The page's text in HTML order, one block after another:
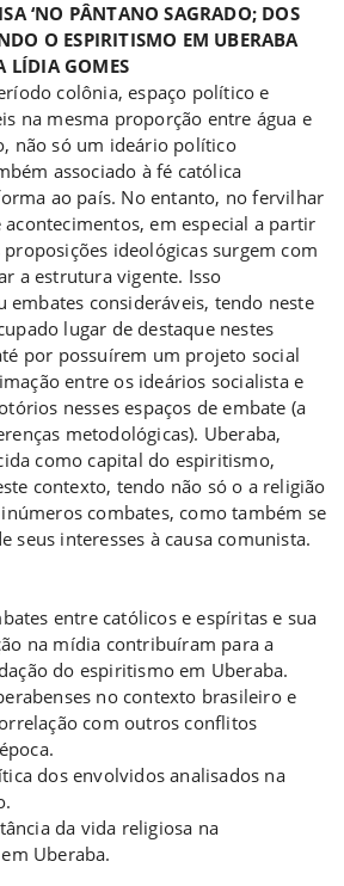
‘NO PÂNTANO SAGRADO; DOS
O ESPIRITISMO EM UBERABA
LÍDIA GOMES
colônia, espaço político e
na mesma proporção entre água e
não só um ideário político
associado à fé católica
ao país. No entanto, no fervilhar
em especial a partir
proposições ideológicas surgem com
a estrutura vigente. Isso
embates consideráveis, tendo neste
lugar de destaque nestes
por possuírem um projeto social
entre os ideários socialista e
nesses espaços de embate (a
metodológicas). Uberaba,
como capital do espiritismo,
contexto, tendo não só o a religião
combates, como também se
seus interesses à causa comunista.
entre católicos e espíritas e sua
na mídia contribuíram para a
do espiritismo em Uberaba.
no contexto brasileiro e
com outros conflitos
dos envolvidos analisados na
da vida religiosa na
Uberaba.